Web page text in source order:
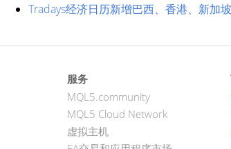
Tradays经济日历新增巴西、香港、新加
服务
MQL5.community
MQL5 Cloud Network
虚拟主机